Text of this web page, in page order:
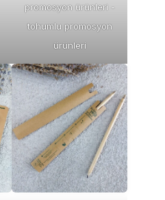
promosyon ürünleri -
tohumlu promosyon
ürünleri